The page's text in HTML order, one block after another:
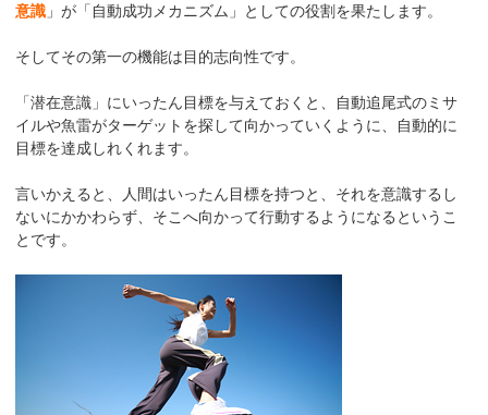
意識 」が「自動成功メカニズム」としての役割を果たします。
そしてその第一の機能は目的志向性です。
「潜在意識」にいったん目標を与えておくと、自動追尾式のミサ
イルや魚雷がターゲットを探して向かっていくように、自動的に
目標を達成しれくれます。
言いかえると、人間はいったん目標を持つと、それを意識するし
ないにかかわらず、そこへ向かって行動するようになるというこ
とです。